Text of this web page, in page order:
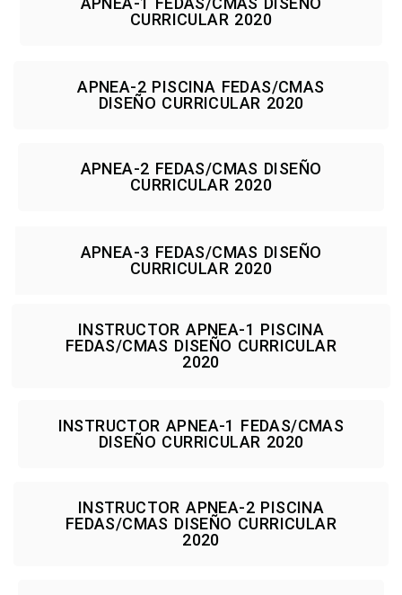
CURRICULAR 2020
APNEA-2 PISCINA FEDAS/CMAS
DISEÑO CURRICULAR 2020
APNEA-2 FEDAS/CMAS DISEÑO
CURRICULAR 2020
APNEA-3 FEDAS/CMAS DISEÑO
CURRICULAR 2020
INSTRUCTOR APNEA-1 PISCINA
FEDAS/CMAS DISEÑO CURRICULAR
2020
INSTRUCTOR APNEA-1 FEDAS/CMAS
DISEÑO CURRICULAR 2020
INSTRUCTOR APNEA-2 PISCINA
FEDAS/CMAS DISEÑO CURRICULAR
2020